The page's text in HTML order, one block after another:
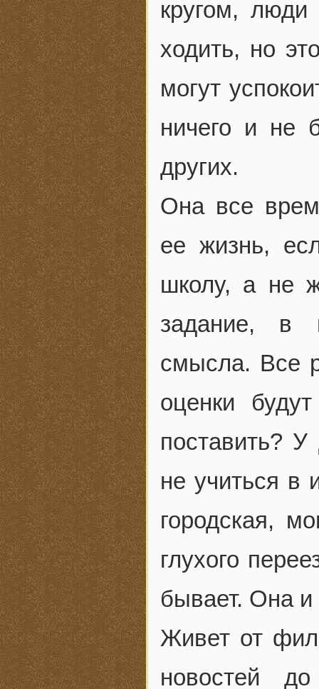
кругом, люди
ходить, но
могут
ничего и не
других.
Она все
ее жизнь,
школу, а не
задание, в
смысла. Все
оценки
поставить?
не учиться в
городская,
глухого
бывает. Она и
Живет от
новостей